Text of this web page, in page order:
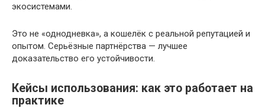
экосистемами.
Это не «однодневка», а кошелёк с реальной репутацией и
опытом. Серьёзные партнёрства — лучшее
доказательство его устойчивости.
Кейсы использования: как это работает на
практике